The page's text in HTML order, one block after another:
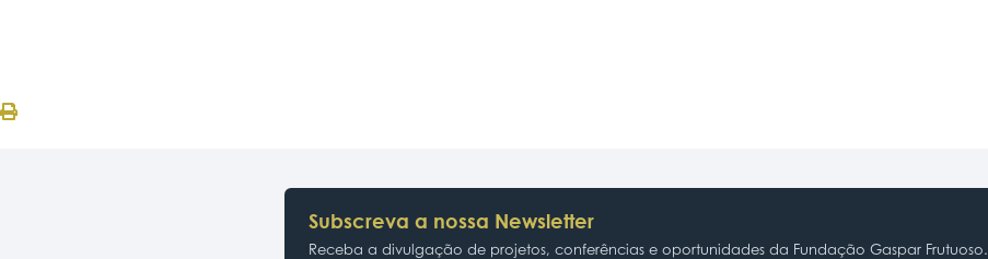
Subscreva a nossa Newsletter
Receba a divulgação de projetos, conferências e oportunidades da Fundação Gaspar Frutuoso.